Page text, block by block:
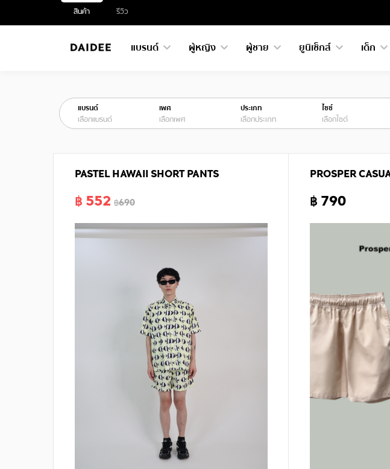
สินค้า รีวิว
แบรนด์ ผู้หญิง ผู้ชาย ยูนิเซ็กส์ เด็ก
แบรนด์
เลือกแบรนด์
เพศ
เลือกเพศ
ประเภท
เลือกประเภท
ไซซ์
เลือกไซด์
PASTEL HAWAII SHORT PANTS
฿ 552 ฿690
PROSPER
฿ 790